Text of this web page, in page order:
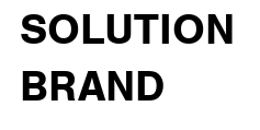
SOLUTION
BRAND